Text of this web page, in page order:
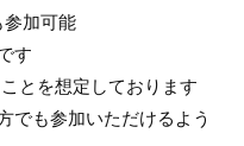
加可能
す
とを想定しております
でも参加いただけるよう